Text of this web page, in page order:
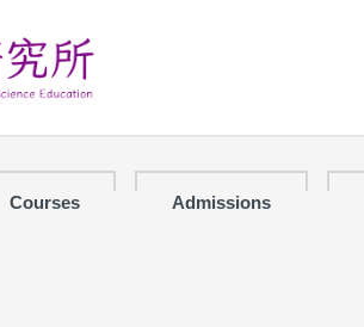
Courses Admissions